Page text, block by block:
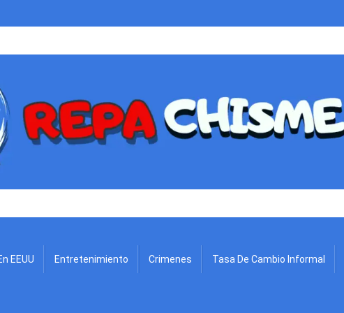
EEUU Entretenimiento Crimenes Tasa De Cambio Informal